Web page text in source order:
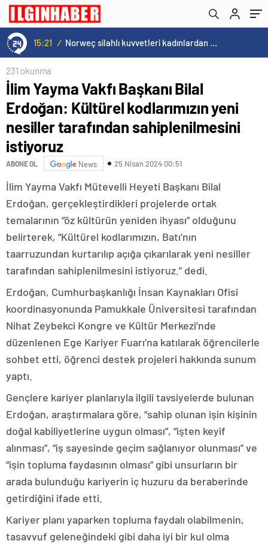
15:21 / Norweç silahlı kuvvetleri kadınlardan oluşan özel kuvvetler eğitimlerini başlattı.
sahiplenilmesini istiyoruz
231 okunma
İlim Yayma Vakfı Başkanı Bilal
Erdoğan: Kültürel kodlarımızın yeni
nesiller tarafından sahiplenilmesini
istiyoruz
ABONE OL News 25 Nisan 2024 00:51
İlim Yayma Vakfı Mütevelli Heyeti Başkanı Bilal
Erdoğan, gerçekleştirdikleri projelerde ortak
temalarının “öz kültürün yeniden ihyası” olduğunu
belirterek, “Kültürel kodlarımızın, Batı’nın
taarruzundan kurtarılıp açığa çıkarılarak yeni nesiller
tarafından sahiplenilmesini istiyoruz.” dedi.
Erdoğan, Cumhurbaşkanlığı İnsan Kaynakları Ofisi
koordinasyonunda Pamukkale Üniversitesi tarafından
Nihat Zeybekci Kongre ve Kültür Merkezi’nde
düzenlenen Ege Kariyer Fuarı’na katılarak öğrencilerle
sohbet etti, öğrenci destek projeleri hakkında sunum
yaptı.
Gençlere kariyer planlarıyla ilgili tavsiyelerde bulunan
Erdoğan, araştırmalara göre, “sahip olunan işin kişinin
doğal kabiliyetlerine uygun olması”, “işten keyif
alınması”, “iş sayesinde geçim sağlanıyor olunması” ve
“işin topluma faydasının olması” gibi unsurların bir
arada bulunduğu kariyerin iç huzuru da beraberinde
getirdiğini ifade etti.
Kariyer planı yaparken topluma faydalı olabilmenin,
tasavvuf geleneğindeki gibi daha iyi bir kul olma